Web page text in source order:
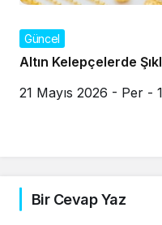
Güncel
Altın Kelepçelerde
21 Mayıs 2026 - Per -
Bir Cevap Yaz